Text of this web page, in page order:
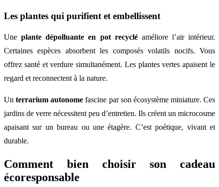
Les plantes qui purifient et embellissent
Uneplante dépolluante en pot recycléaméliore l’air intérieur.
Certaines espèces absorbent les composés volatils nocifs. Vous
offrez santé et verdure simultanément. Les plantes vertes apaisent le
regard et reconnectent à la nature.
Unterrarium autonome fascine par son écosystème miniature. Ces
jardins de verre nécessitent peu d’entretien. Ils créent un microcosme
apaisant sur un bureau ou une étagère. C’est poétique, vivant et
durable.
Comment bien choisir son cadeau
écoresponsable